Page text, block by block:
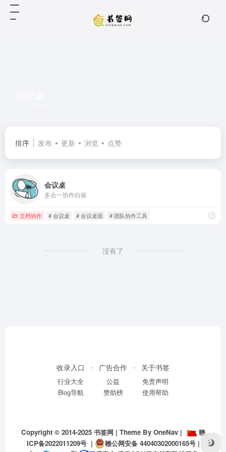
排序 发布 更新 浏览 点赞
会议桌
多合一协作白板
文档协作 # 会议桌 # 会议桌面 # 团队协作工具
没有了
收录入口
行业大全
Blog导航
广告合作
公益
赞助榜
关于书签
免责声明
使用帮助
Copyright © 2014-2025 书签网 | Theme By OneNav|
赣
ICP备2022011209号| 赣公网安备 44040302000165号|